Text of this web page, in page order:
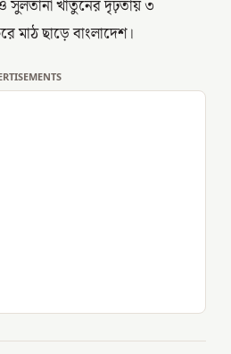
সুলতানা খাতুনের দৃঢ়তায় ৩
মাঠ ছাড়ে বাংলাদেশ।